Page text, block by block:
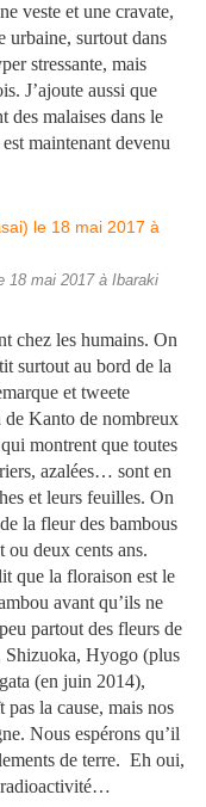
veste et une cravate,
urbaine, surtout dans
stressante, mais
J’ajoute aussi que
des malaises dans le
maintenant devenu
18 mai 2017 à Ibaraki
chez les humains. On
surtout au bord de la
et tweete
de Kanto de nombreux
montrent que toutes
azalées… sont en
et leurs feuilles. On
la fleur des bambous
ou deux cents ans.
que la floraison est le
avant qu’ils ne
partout des fleurs de
Hyogo (plus
(en juin 2014),
la cause, mais nos
Nous espérons qu’il
de terre. Eh oui,
radioactivité…